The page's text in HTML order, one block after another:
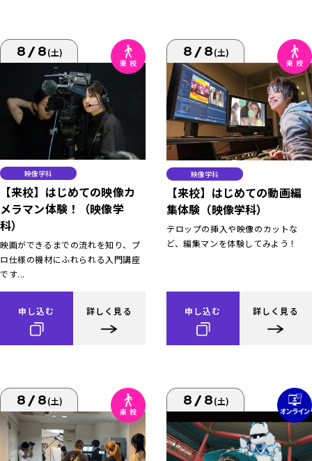
8/8(土)
映像学科
【来校】はじめての映像カ
メラマン体験！（映像学
科）
映画ができるまでの流れを知り、プ
ロ仕様の機材にふれられる入門講座
です...
申し込む 詳しく見る
8/8(土)
映像学科
【来校】はじめての動画編
集体験（映像学科）
テロップの挿入や映像のカットな
ど、編集マンを体験してみよう！
申し込む 詳しく見る
8/8(土) 8/8(土)